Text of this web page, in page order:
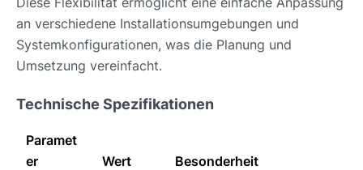
an verschiedene Installationsumgebungen und
Systemkonfigurationen, was die Planung und
Umsetzung vereinfacht.
Technische Spezifikationen
Paramet
er
Wert Besonderheit